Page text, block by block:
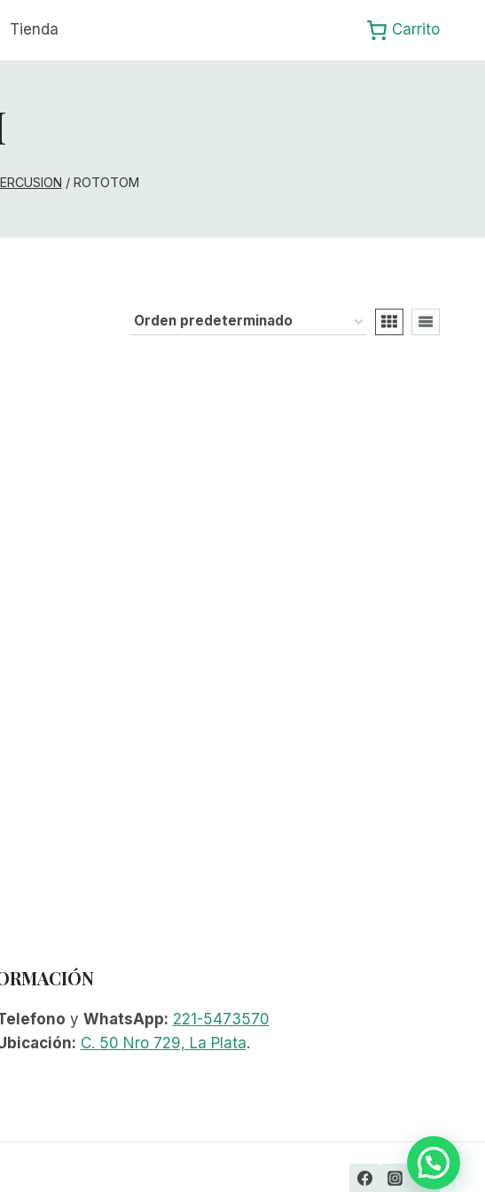
Tienda Carrito
/ ROTOTOM
y WhatsApp: 221-5473570
C. 50 Nro 729, La Plata.